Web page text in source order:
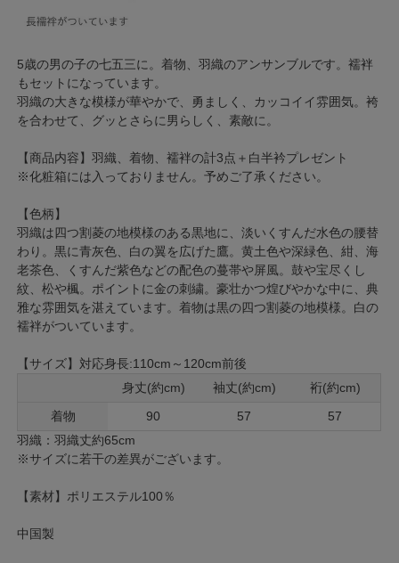
5歳の男の子の七五三に。着物、羽織のアンサンブルです。襦袢
もセットになっています。
羽織の大きな模様が華やかで、勇ましく、カッコイイ雰囲気。袴
を合わせて、グッとさらに男らしく、素敵に。
【商品内容】羽織、着物、襦袢の計3点＋白半衿プレゼント
※化粧箱には入っておりません。予めご了承ください。
【色柄】
羽織は四つ割菱の地模様のある黒地に、淡いくすんだ水色の腰替
わり。黒に青灰色、白の翼を広げた鷹。黄土色や深緑色、紺、海
老茶色、くすんだ紫色などの配色の蔓帯や屏風。鼓や宝尽くし
紋、松や楓。ポイントに金の刺繍。豪壮かつ煌びやかな中に、典
雅な雰囲気を湛えています。着物は黒の四つ割菱の地模様。白の
襦袢がついています。
【サイズ】対応身長:110cm～120cm前後
身丈(約cm)
袖丈(約cm)
裄(約cm)
着物
90 57
57
羽織：羽織丈約65cm
※サイズに若干の差異がございます。
【素材】ポリエステル100％
中国製